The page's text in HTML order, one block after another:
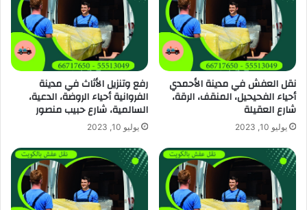
نقل العفش في مدينة الأحمدي
أحياء الفحيحيل، المنقف، الرقة،
شارع العقيلة
يوليو 10, 2023
رفع وتنزيل الأثاث في مدينة
الفروانية أحياء الروضة، الدعية،
السالمية، شارع حبيب منصور
يوليو 10, 2023